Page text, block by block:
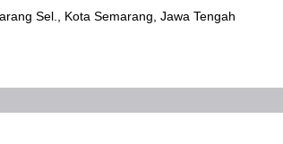
Sel., Kota Semarang, Jawa Tengah